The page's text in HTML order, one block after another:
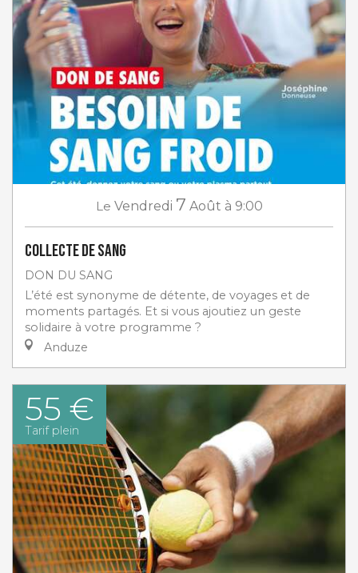
Le Vendredi 7 Août à 9:00
Collecte de sang
DON DU SANG
L’été est synonyme de détente, de voyages et de
moments partagés. Et si vous ajoutiez un geste
solidaire à votre programme ?
Anduze
55 €
Tarif plein